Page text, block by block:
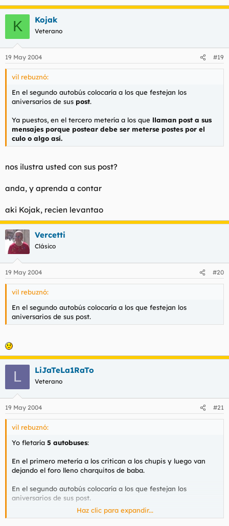
K Kojak
Veterano
19 May 2004 #19
vil rebuznó:
En el segundo autobús colocaría a los que festejan los
aniversarios de sus post.
Ya puestos, en el tercero metería a los que llaman post a sus
mensajes porque postear debe ser meterse postes por el
culo o algo así.
nos ilustra usted con sus post?
anda, y aprenda a contar
aki Kojak, recien levantao
Vercetti
Clásico
19 May 2004 #20
vil rebuznó:
En el segundo autobús colocaría a los que festejan los
aniversarios de sus post.
L LiJaTeLa1RaTo
Veterano
19 May 2004 #21
vil rebuznó:
Yo fletaría 5 autobuses:
En el primero metería a los critican a los chupis y luego van
dejando el foro lleno charquitos de baba.
En el segundo autobús colocaría a los que festejan los
aniversarios de sus post.
Ya puestos, en el tercero metería a los que llaman post a sus
Haz clic para expandir...